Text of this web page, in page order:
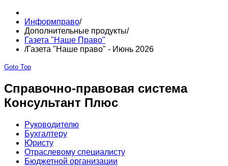
Информправо/
Дополнительные продукты/
Газета "Наше Право"
/Газета "Наше право" - Июнь 2026
Goto Top
Справочно-правовая система
Консультант Плюс
Руководителю
Бухгалтеру
Юристу
Отраслевому специалисту
Бюджетной организации